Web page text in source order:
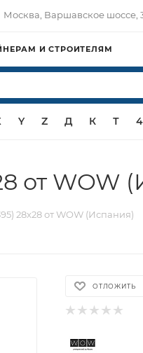
Москва, Варшавское шоссе,
И СТРОИТЕЛЯМ
Y Z Д К Т 4
от WOW
28x28 от WOW (Испания)
ОТЛОЖИТЬ